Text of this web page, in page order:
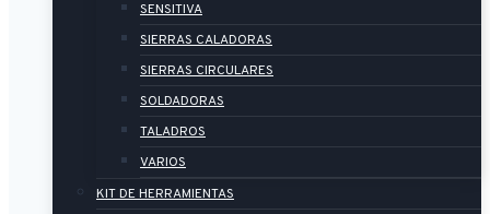
SENSITIVA
SIERRAS CALADORAS
SIERRAS CIRCULARES
SOLDADORAS
TALADROS
VARIOS
KIT DE HERRAMIENTAS